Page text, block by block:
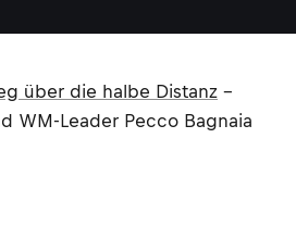
über die halbe Distanz –
WM-Leader Pecco Bagnaia